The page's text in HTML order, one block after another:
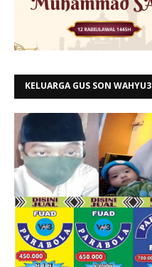
KELUARGA GUS SON WAHYU3